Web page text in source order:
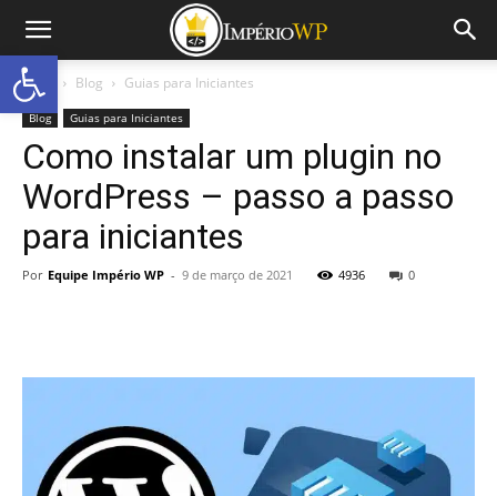
Início Blog Guias para Iniciantes
Blog Guias para Iniciantes
Como instalar um plugin no
WordPress – passo a passo
para iniciantes
Por Equipe Império WP - 9 de março de 2021 4936 0
Abrir a barra de ferramentas